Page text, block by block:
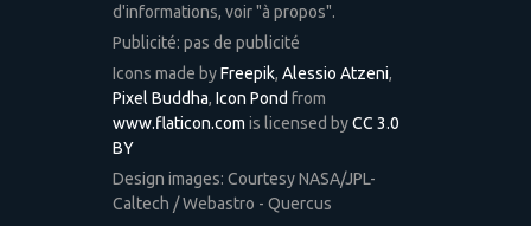
d'informations, voir "à propos".
Publicité: pas de publicité
Icons made byFreepik, Alessio Atzeni,
Pixel Buddha, Icon Pond from
www.flaticon.com is licensed byCC 3.0
BY
Design images: Courtesy NASA/JPL-
Caltech / Webastro - Quercus